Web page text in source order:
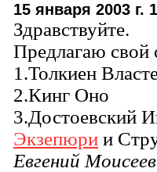
15 января 2003 г.
Здравствуйте.
Предлагаю свой
1.Толкиен
2.Кинг Оно
3.Достоевский
Экзепюри и
Евгений Моисеев